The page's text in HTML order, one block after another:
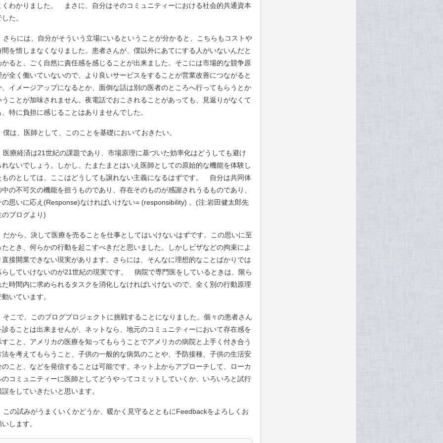
くわかりました。 まさに、自分はそのコミュニティーにおける社会的共通資本
た。
さらには、自分がそういう立場にいるということが分かると、こちらもコストや
間を惜しまなくなりました。患者さんが、僕以外にあてにする人がいないんだと
かると、ごく自然に責任感を感じることが出来ました。そこには市場的な競争原
が全く働いていないので、より良いサービスをすることが営業改善につながると
、イメージアップになるとか、面倒な話は別の医者のところへ行ってもらうとか
うことが加味されません。夜電話でおこされることがあっても、見返りがなくて
、特に負担に感じることはありませんでした。
僕は、医師として、このことを基礎においておきたい。
医療経済は21世紀の課題であり、市場原理に基づいた効率化はどうしても避け
れないでしょう。しかし、たまたまとはいえ医師としての原始的な機能を体験し
ものとしては、ここはどうしても譲れない主義になるはずです。 自分は共同体
中の不可欠の機能を担うものであり、存在そのものが感謝されうるものであり、
の思いに応え(Response)なければいけない= (responsibility) 。(注:岩田健太郎先
のブログより)
だから、決して医療を売ることを仕事としてはいけないはずです。この思いに至
たとき、何らかの行動を起こすべきだと思いました。しかしビザなどの拘束によ
直接開業できない現実があります。さらには、そんなに理想的なことばかりでは
らしていけないのが21世紀の現実です。 病院で専門医をしているときは、限ら
た時間内に求められるタスクを消化しなければいけないので、全く別の行動原理
動いています。
そこで、このブログプロジェクトに挑戦することになりました。個々の患者さん
診ることは出来ませんが、ネットなら、地元のコミュニティーにおいて存在感を
すこと、アメリカの医療を知ってもらうことでアメリカの病院と上手く付き合う
法を考えてもらうこと、子供の一般的な病気のことや、予防接種、子供の生活安
のこと、などを発信することは可能です。ネット上からアプローチして、ローカ
のコミュニティーに医師としてどうやってコミットしていくか、いろいろと試行
誤をしていきたいと思います。
この試みがうまくいくかどうか、暖かく見守るとともにFeedbackをよろしくお
いします。